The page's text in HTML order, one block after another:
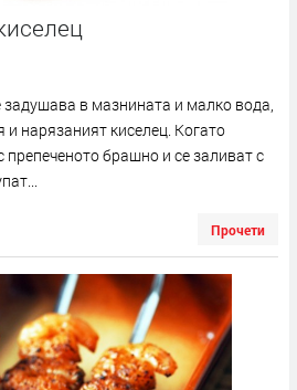
задушава в мазнината и малко вода,
и нарязаният киселец. Когато
препеченото брашно и се заливат с
Прочети